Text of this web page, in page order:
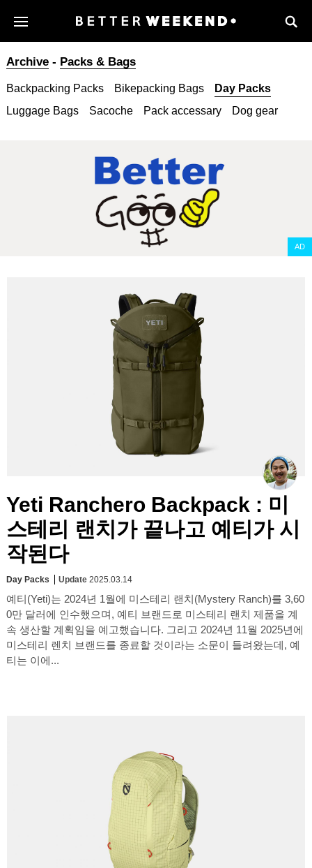
Archive- Packs & Bags
Backpacking Packs Bikepacking Bags
Day Packs
Luggage Bags
Sacoche Pack accessary Dog gear
AD
Yeti Ranchero Backpack : 미
스테리 랜치가 끝나고 예티가 시
작된다
Day Packs Update 2025.03.14
예티(Yeti)는 2024년 1월에 미스테리 랜치(Mystery Ranch)를 3,60
0만 달러에 인수했으며, 예티 브랜드로 미스테리 랜치 제품을 계
속 생산할 계획임을 예고했습니다. 그리고 2024년 11월 2025년에
미스테리 렌치 브랜드를 종료할 것이라는 소문이 들려왔는데, 예
티는 이에...